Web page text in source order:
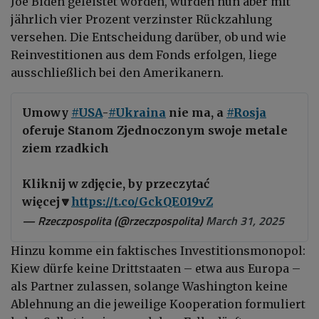
jährlich vier Prozent verzinster Rückzahlung
versehen. Die Entscheidung darüber, ob und wie
Reinvestitionen aus dem Fonds erfolgen, liege
ausschließlich bei den Amerikanern.
Umowy #USA-#Ukraina nie ma, a #Rosja
oferuje Stanom Zjednoczonym swoje metale
ziem rzadkich
Kliknij w zdjęcie, by przeczytać
więcej🔽https://t.co/GckQE019vZ
— Rzeczpospolita (@rzeczpospolita)March 31, 2025
Hinzu komme ein faktisches Investitionsmonopol:
Kiew dürfe keine Drittstaaten – etwa aus Europa –
als Partner zulassen, solange Washington keine
Ablehnung an die jeweilige Kooperation formuliert